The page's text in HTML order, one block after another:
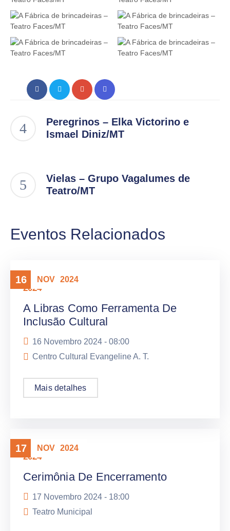
Peregrinos – Elka Victorino e
Ismael Diniz/MT
Vielas – Grupo Vagalumes de
Teatro/MT
Eventos Relacionados
16 NOV 2024
2024
A Libras Como Ferramenta De
Inclusão Cultural
16 Novembro 2024 - 08:00
Centro Cultural Evangeline A. T.
Mais detalhes
17 NOV 2024
2024
Cerimônia De Encerramento
17 Novembro 2024 - 18:00
Teatro Municipal